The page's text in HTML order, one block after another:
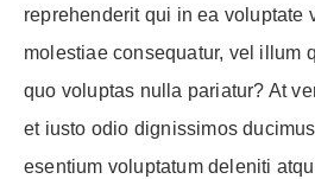
reprehenderit qui in ea voluptate
molestiae consequatur, vel illum
quo voluptas nulla pariatur? At
et iusto odio dignissimos
esentium voluptatum deleniti